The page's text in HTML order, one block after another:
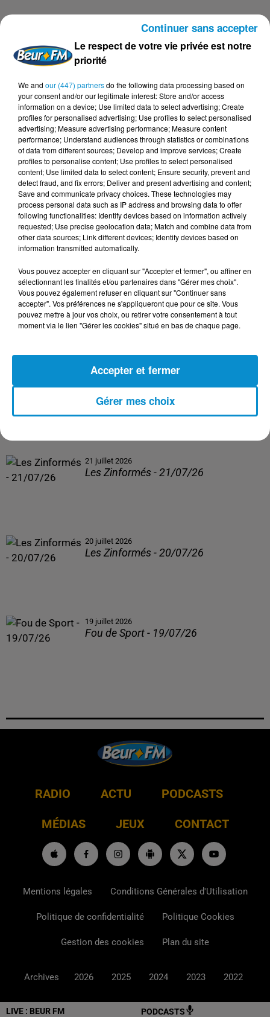
LIVE : BEUR FM PODCASTS
DERNIERS PODCASTS
24 juillet 2026
Les Zinformés - 24/07/26
23 juillet 2026
Les Zinformés - 23/07/26
21 juillet 2026
Les Zinformés - 21/07/26
20 juillet 2026
Les Zinformés - 20/07/26
19 juillet 2026
Fou de Sport - 19/07/26
RADIO ACTU PODCASTS
MÉDIAS JEUX CONTACT
Mentions légales Conditions Générales d'Utilisation
Politique de confidentialité Politique Cookies
Gestion des cookies Plan du site
Archives 2026 2025 2024 2023 2022
Le respect de votre vie privée est notre
priorité
We and our (447) partnersdo the following data processing based on
your consent and/or our legitimate interest: Store and/or access
information on a device; Use limited data to select advertising; Create
profiles for personalised advertising; Use profiles to select personalised
advertising; Measure advertising performance; Measure content
performance; Understand audiences through statistics or combinations
of data from different sources; Develop and improve services; Create
profiles to personalise content; Use profiles to select personalised
content; Use limited data to select content; Ensure security, prevent and
detect fraud, and fix errors; Deliver and present advertising and content;
Save and communicate privacy choices. These technologies may
process personal data such as IP address and browsing data to offer
following functionalities: Identify devices based on information actively
requested; Use precise geolocation data; Match and combine data from
other data sources; Link different devices; Identify devices based on
information transmitted automatically.
Vous pouvez accepter en cliquant sur "Accepter et fermer", ou affiner en
sélectionnant les finalités et/ou partenaires dans "Gérer mes choix".
Vous pouvez également refuser en cliquant sur "Continuer sans
accepter". Vos préférences ne s'appliqueront que pour ce site. Vous
pouvez mettre à jour vos choix, ou retirer votre consentement à tout
moment via le lien "Gérer les cookies" situé en bas de chaque page.
Gérer mes choix
Accepter et fermer
Continuer sans accepter